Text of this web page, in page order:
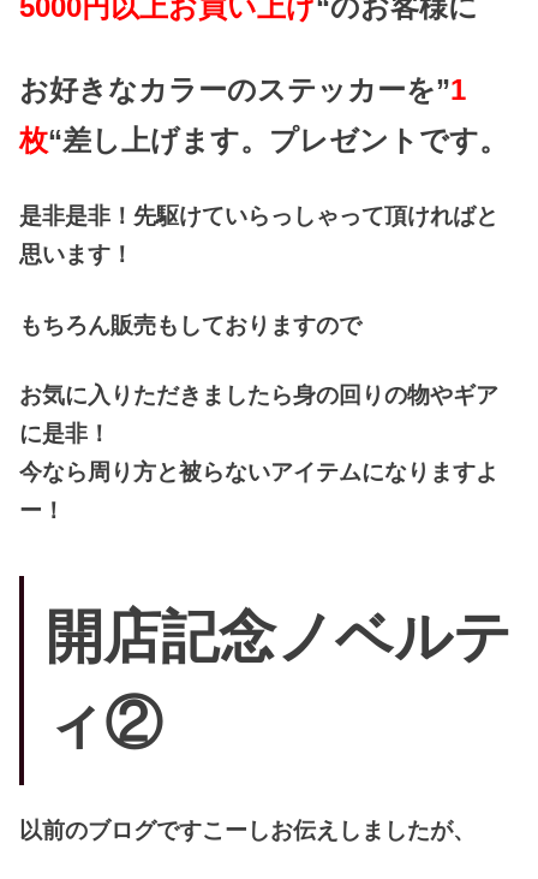
5000円以上お買い上げ“のお客様に
お好きなカラーのステッカーを”1
枚“差し上げます。プレゼントです。
是非是非！先駆けていらっしゃって頂ければと
思います！
もちろん販売もしておりますので
お気に入りただきましたら身の回りの物やギア
に是非！
今なら周り方と被らないアイテムになりますよ
ー！
開店記念ノベルテ
ィ②
以前のブログですこーしお伝えしましたが、